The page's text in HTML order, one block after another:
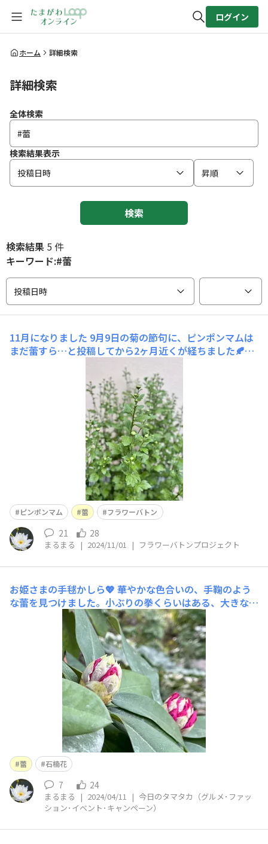
全体検索
ログイン
ホーム 詳細検索
詳細検索
全体検索
検索結果表示
投稿日時
昇順
検索
検索結果 5 件
キーワード:#蕾
投稿日時
11月になりました 9月9日の菊の節句に、ピンポンマムは
まだ蕾すら…と投稿してから2ヶ月近くが経ちました🍂11
月1日、流石に朝晩冷え込むようになりました。マムはと
いうと…青々と元気に茂り、大量の蕾をつけています💚💦
もう、先端という先端にはもれなく蕾。固いけど。昨年9
月には咲いていたお花、これでいいのか？とご本人に聞い
ピンポンマム 蕾 フラワーバトン
21 28
まるまる | 2024/11/01 | フラワーバトンプロジェクト
お姫さまの手毬かしら💖 華やかな色合いの、手鞠のよう
な蕾を見つけました。小ぶりの拳くらいはある、大きな蕾
です。多分、シャクナゲ。お花が咲くのが楽しみです💕
蕾 石楠花
7 24
まるまる | 2024/04/11 | 今日のタマタカ（グルメ･ファッ
ション･イベント･キャンペーン）